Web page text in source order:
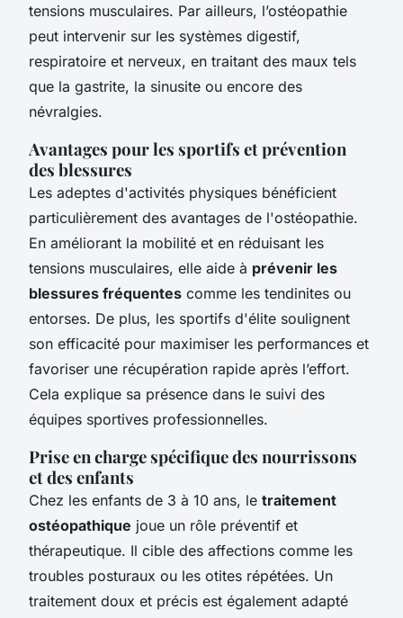
tensions musculaires. Par ailleurs, l’ostéopathie
peut intervenir sur les systèmes digestif,
respiratoire et nerveux, en traitant des maux tels
que la gastrite, la sinusite ou encore des
névralgies.
Avantages pour les sportifs et prévention
des blessures
Les adeptes d'activités physiques bénéficient
particulièrement des avantages de l'ostéopathie.
En améliorant la mobilité et en réduisant les
tensions musculaires, elle aide à prévenir les
blessures fréquentes comme les tendinites ou
entorses. De plus, les sportifs d'élite soulignent
son efficacité pour maximiser les performances et
favoriser une récupération rapide après l’effort.
Cela explique sa présence dans le suivi des
équipes sportives professionnelles.
Prise en charge spécifique des nourrissons
et des enfants
Chez les enfants de 3 à 10 ans, le traitement
ostéopathique joue un rôle préventif et
thérapeutique. Il cible des affections comme les
troubles posturaux ou les otites répétées. Un
traitement doux et précis est également adapté